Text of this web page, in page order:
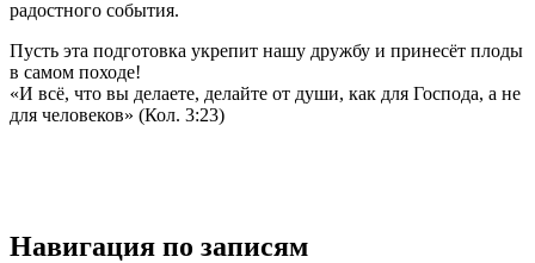
радостного события.
Пусть эта подготовка укрепит нашу дружбу и принесёт плоды
в самом походе!
«И всё, что вы делаете, делайте от души, как для Господа, а не
для человеков» (Кол. 3:23)
Навигация по записям